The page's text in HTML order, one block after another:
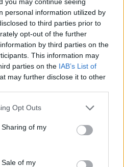
personal information utilized by
to third parties prior to
opt-out of the further
by third parties on the
This information may
parties on the IAB’s List of
may further disclose it to other
Opt Outs
of my
of my
uscite
quattro giorni